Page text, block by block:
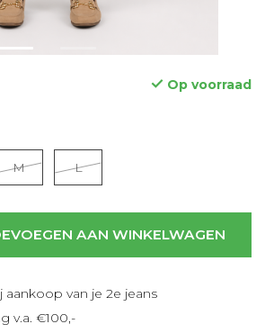
Op voorraad
M L
AAN WINKELWAGEN
van je 2e jeans
v.a. €100,-